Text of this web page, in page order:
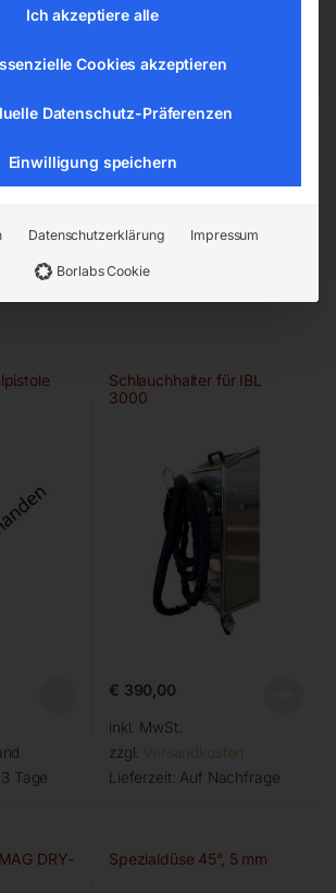
Tage
Schlauchhalter für IBL
3000
€ 390,00
inkl. MwSt.
zzgl. Versandkosten
Lieferzeit: Auf Nachfrage
DRY-
Spezialdüse 45°, 5 mm
Ich akzeptiere alle
Cookies akzeptieren
Datenschutz-Präferenzen
Einwilligung speichern
Datenschutzerklärung Impressum
Borlabs Cookie